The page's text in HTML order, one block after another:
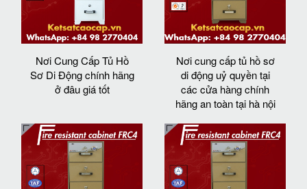
Nơi Cung Cấp Tủ Hồ
Sơ Di Động chính hãng
ở đâu giá tốt
Nơi cung cấp tủ hồ sơ
di động uỷ quyền tại
các cửa hàng chính
hãng an toàn tại hà nội